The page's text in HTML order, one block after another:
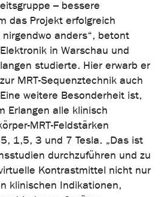
– bessere
das Projekt erfolgreich
anders“, betont
in Warschau und
studierte. Hier erwarb er
MRT-Sequenztechnik auch
weitere Besonderheit ist,
Erlangen alle klinisch
MRT-Feldstärken
1,5, 3 und 7 Tesla. „Das ist
durchzuführen und zu
Kontrastmittel nicht nur
klinischen Indikationen,